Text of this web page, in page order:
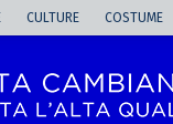
CULTURE COSTUME